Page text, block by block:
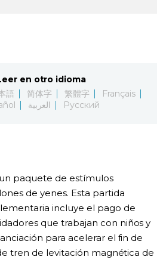
official SNS
en otro idioma
語 简体字 繁體字
Français
العربية Русский
paquete de estímulos
de yenes. Esta partida
incluye el pago de
que trabajan con niños y
para acelerar el fin de
tren de levitación magnética de